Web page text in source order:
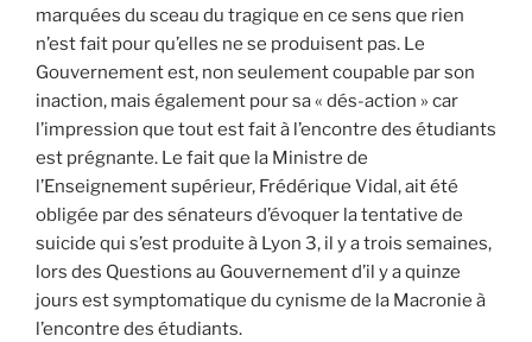
marquées du sceau du tragique en ce sens que rien
n’est fait pour qu’elles ne se produisent pas. Le
Gouvernement est, non seulement coupable par son
inaction, mais également pour sa « dés-action » car
l’impression que tout est fait à l’encontre des étudiants
est prégnante. Le fait que la Ministre de
l’Enseignement supérieur, Frédérique Vidal, ait été
obligée par des sénateurs d’évoquer la tentative de
suicide qui s’est produite à Lyon 3, il y a trois semaines,
lors des Questions au Gouvernement d’il y a quinze
jours est symptomatique du cynisme de la Macronie à
l’encontre des étudiants.